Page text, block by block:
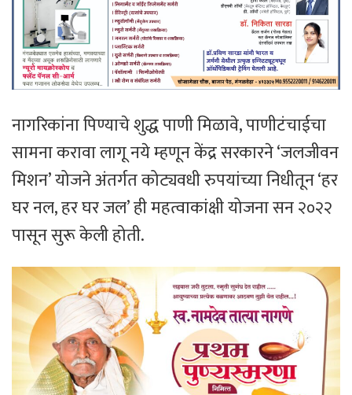
नागरिकांना पिण्याचे शुद्ध पाणी मिळावे, पाणीटंचाईचा
सामना करावा लागू नये म्हणून केंद्र सरकारने ‘जलजीवन
मिशन’ योजने अंतर्गत कोट्यवधी रुपयांच्या निधीतून ‘हर
घर नल, हर घर जल’ ही महत्वाकांक्षी योजना सन २०२२
पासून सुरू केली होती.